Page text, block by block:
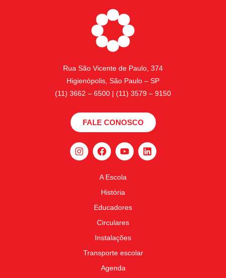
Rua São Vicente de Paulo, 374
Higienópolis, São Paulo – SP
(11) 3662 – 6500 | (11) 3579 – 9150
FALE CONOSCO
A Escola
História
Educadores
Circulares
Instalações
Transporte escolar
Agenda